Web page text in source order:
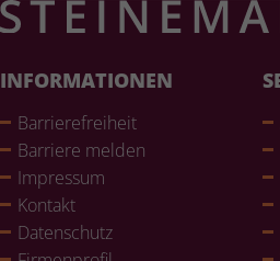
INFORMATIONEN
Bar­rie­re­frei­heit
Barriere melden
Impressum
Kontakt
Daten­schutz